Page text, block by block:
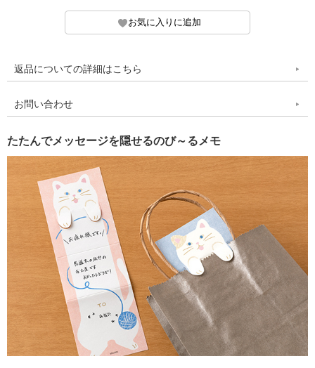
返品についての詳細はこちら
お問い合わせ
たたんでメッセージを隠せるのび～るメモ